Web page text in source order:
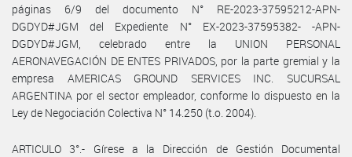
páginas 6/9 del documento N° RE-2023-37595212-APN-
DGDYD#JGM del Expediente N° EX-2023-37595382- -APN-
DGDYD#JGM, celebrado entre la UNION PERSONAL
AERONAVEGACIÓN DE ENTES PRIVADOS, por la parte gremial y la
empresa AMERICAS GROUND SERVICES INC. SUCURSAL
ARGENTINA por el sector empleador, conforme lo dispuesto en la
Ley de Negociación Colectiva N° 14.250 (t.o. 2004).
ARTICULO 3°.- Gírese a la Dirección de Gestión Documental